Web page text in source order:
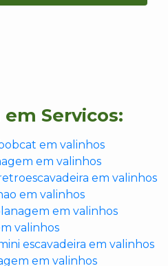
Servicos:
em valinhos
em valinhos
em valinhos
em valinhos
em valinhos
valinhos
escavadeira em valinhos
em valinhos